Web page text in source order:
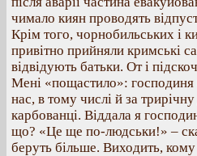
чимало киян проводять
Крім того, чорнобильських і
привітно прийняли кримські
відвідують батьки. От і
Мені «пощастило»: господиня
нас, в тому числі й за
карбованці. Віддала я
що? «Це ще по-людськи!» –
беруть більше. Виходить,